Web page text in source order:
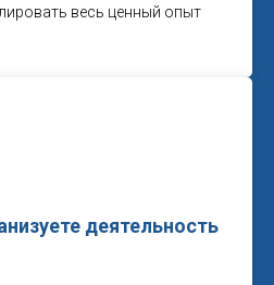
весь ценный опыт
деятельность